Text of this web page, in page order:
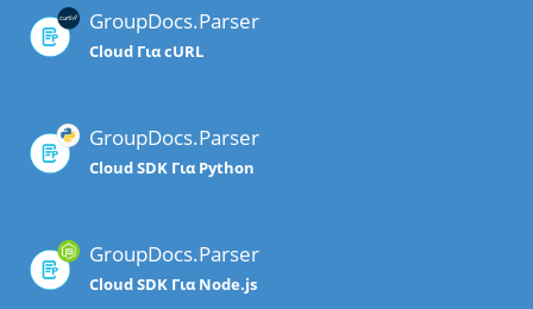
GroupDocs.Parser
Cloud Για cURL
GroupDocs.Parser
Cloud SDK Για Python
GroupDocs.Parser
Cloud SDK Για Node.js